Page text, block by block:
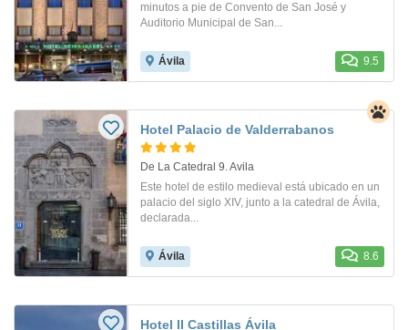
minutos a pie de Convento de San José y
Auditorio Municipal de San...
Ávila 9.5
Hotel Palacio de Valderrabanos
De La Catedral 9. Avila
Este hotel de estilo medieval está ubicado en un
palacio del siglo XIV, junto a la catedral de Ávila,
declarada...
Ávila 8.6
Hotel II Castillas Ávila